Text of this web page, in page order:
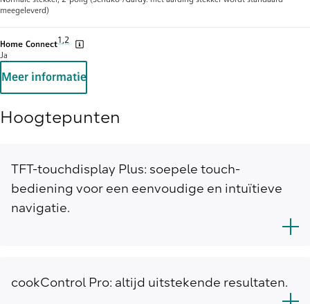
meegeleverd)
Home ConnectVoetnoot 1: Van tijd tot tijd bieden we updates om de
1 ,,Voetnoot 2: Sommige van de weergegeven functies zijn alleen
2
Ja
Meer informatie
Hoogtepunten
TFT-touchdisplay Plus: soepele touch-
bediening voor een eenvoudige en intuïtieve
navigatie.
cookControl Pro: altijd uitstekende resultaten.